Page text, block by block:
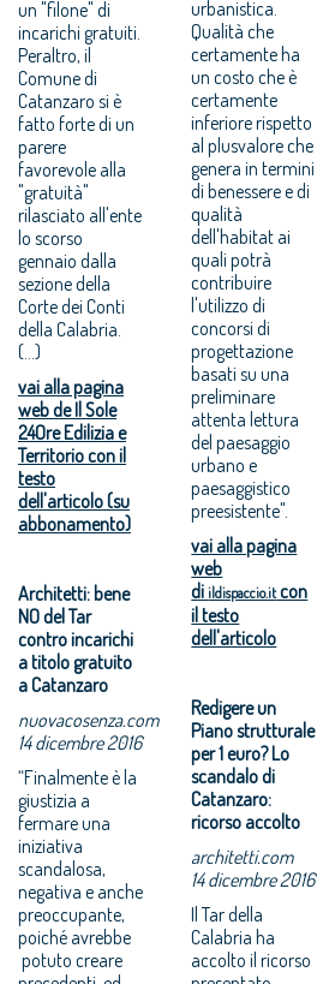
un "filone" di
incarichi gratuiti.
Peraltro, il
Comune di
Catanzaro si è
fatto forte di un
parere
favorevole alla
"gratuità"
rilasciato all'ente
lo scorso
gennaio dalla
sezione della
Corte dei Conti
della Calabria.
(...)
vai alla pagina
web de Il Sole
24Ore Edilizia e
Territorio con il
testo
dell'articolo (su
abbonamento)
Architetti: bene
NO del Tar
contro incarichi
a titolo gratuito
a Catanzaro
nuovacosenza.com
14 dicembre 2016
“Finalmente è la
giustizia a
fermare una
iniziativa
scandalosa,
negativa e anche
preoccupante,
poiché avrebbe
potuto creare
urbanistica.
Qualità che
certamente ha
un costo che è
certamente
inferiore rispetto
al plusvalore che
genera in termini
di benessere e di
qualità
dell'habitat ai
quali potrà
contribuire
l'utilizzo di
concorsi di
progettazione
basati su una
preliminare
attenta lettura
del paesaggio
urbano e
paesaggistico
preesistente".
vai alla pagina
web
diildispaccio.itcon
il testo
dell'articolo
Redigere un
Piano strutturale
per 1 euro? Lo
scandalo di
Catanzaro:
ricorso accolto
architetti.com
14 dicembre 2016
Il Tar della
Calabria ha
accolto il ricorso